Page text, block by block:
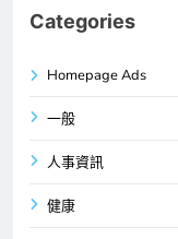
Categories
Homepage Ads
一般
人事資訊
健康